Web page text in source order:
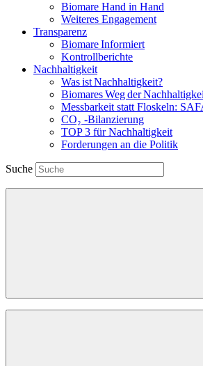
Biomare Hand in Hand
Weiteres Engagement
Transparenz
Biomare Informiert
Kontrollberichte
Nachhaltigkeit
Was ist Nachhaltigkeit?
Biomares Weg der
Messbarkeit statt Floskeln:
CO₂ -Bilanzierung
TOP 3 für Nachhaltigkeit
Forderungen an die Politik
Suche